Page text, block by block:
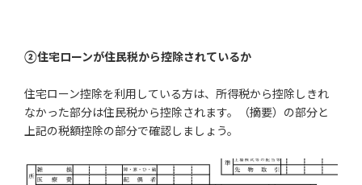
②住宅ローンが住民税から控除されているか
住宅ローン控除を利用している方は、所得税から控除しきれ
なかった部分は住民税から控除されます。（摘要）の部分と
上記の税額控除の部分で確認しましょう。